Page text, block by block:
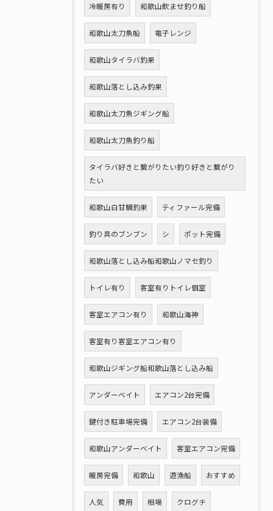
冷暖房有り 和歌山飲ませ釣り船
和歌山太刀魚船 電子レンジ
和歌山タイラバ釣果
和歌山落とし込み釣果
和歌山太刀魚ジギング船
和歌山太刀魚釣り船
タイラバ好きと繋がりたい釣り好きと繋がり
たい
和歌山白甘鯛釣果 ティファール完備
釣り具のブンブン シ ポット完備
和歌山落とし込み船和歌山ノマセ釣り
トイレ有り 客室有りトイレ個室
客室エアコン有り 和歌山海神
客室有り客室エアコン有り
和歌山ジギング船和歌山落とし込み船
アンダーベイト エアコン2台完備
鍵付き駐車場完備 エアコン2台装備
和歌山アンダーベイト 客室エアコン完備
暖房完備 和歌山 遊漁船 おすすめ
人気 費用 相場 クログチ